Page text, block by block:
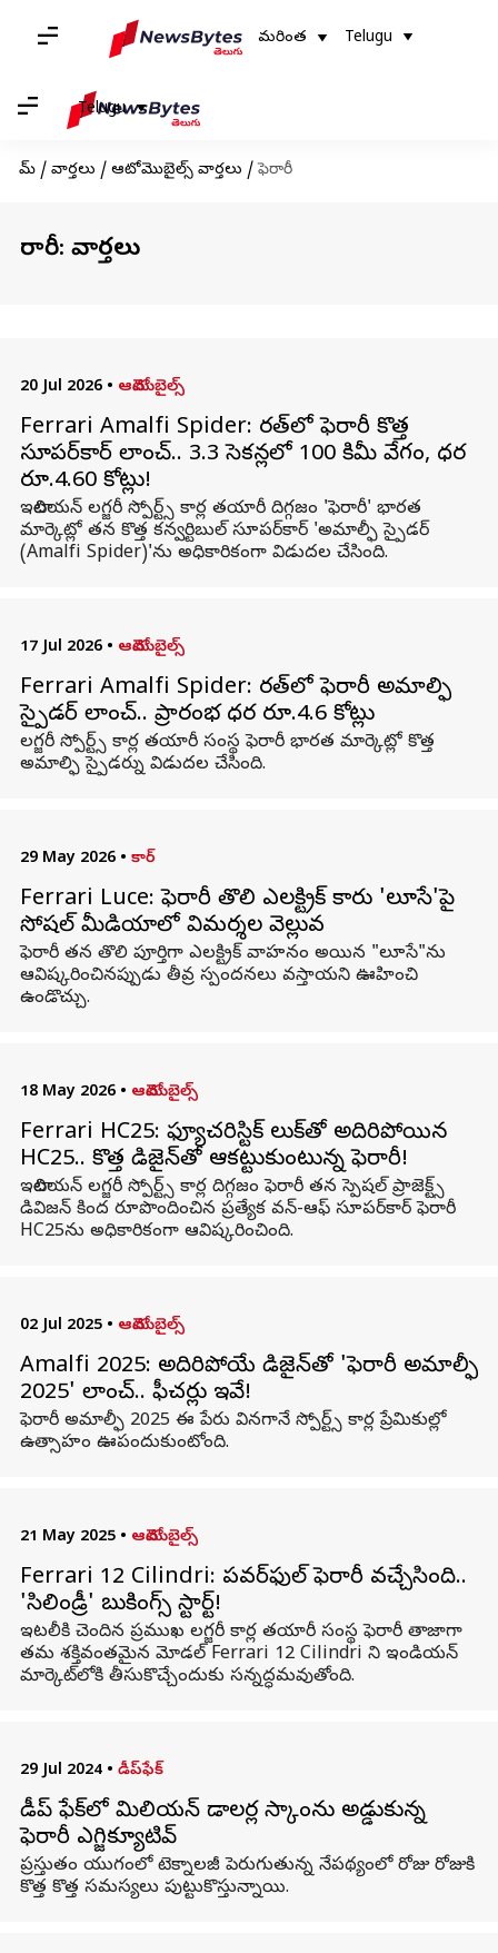
మరింత Telugu
Telugu
హోమ్ / వార్తలు / ఆటోమొబైల్స్ వార్తలు / ఫెరారీ
ఫెరారీ: వార్తలు
20 Jul 2026 • ఆటోమొబైల్స్
Ferrari Amalfi Spider: భారత్‌లో ఫెరారీ కొత్త
సూపర్‌కార్ లాంచ్.. 3.3 సెకన్లలో 100 కిమీ వేగం, ధర
రూ.4.60 కోట్లు!
ఇటాలియన్ లగ్జరీ స్పోర్ట్స్ కార్ల తయారీ దిగ్గజం 'ఫెరారీ' భారత
మార్కెట్లో తన కొత్త కన్వర్టిబుల్ సూపర్‌కార్ 'అమాల్ఫీ స్పైడర్
(Amalfi Spider)'ను అధికారికంగా విడుదల చేసింది.
17 Jul 2026 • ఆటోమొబైల్స్
Ferrari Amalfi Spider: భారత్‌లో ఫెరారీ అమాల్ఫి
స్పైడర్ లాంచ్.. ప్రారంభ ధర రూ.4.6 కోట్లు
లగ్జరీ స్పోర్ట్స్ కార్ల తయారీ సంస్థ ఫెరారీ భారత మార్కెట్లో కొత్త
అమాల్ఫి స్పైడర్ను విడుదల చేసింది.
29 May 2026 • కార్
Ferrari Luce: ఫెరారీ తొలి ఎలక్ట్రిక్ కారు 'లూసే'పై
సోషల్ మీడియాలో విమర్శల వెల్లువ
ఫెరారీ తన తొలి పూర్తిగా ఎలక్ట్రిక్ వాహనం అయిన "లూసే"ను
ఆవిష్కరించినప్పుడు తీవ్ర స్పందనలు వస్తాయని ఊహించి
ఉండొచ్చు.
18 May 2026 • ఆటోమొబైల్స్
Ferrari HC25: ఫ్యూచరిస్టిక్ లుక్‌తో అదిరిపోయిన
HC25.. కొత్త డిజైన్‌తో ఆకట్టుకుంటున్న ఫెరారీ!
ఇటాలియన్ లగ్జరీ స్పోర్ట్స్ కార్ల దిగ్గజం ఫెరారీ తన స్పెషల్ ప్రాజెక్ట్స్
డివిజన్ కింద రూపొందించిన ప్రత్యేక వన్-ఆఫ్ సూపర్‌కార్ ఫెరారీ
HC25ను అధికారికంగా ఆవిష్కరించింది.
02 Jul 2025 • ఆటోమొబైల్స్
Amalfi 2025: అదిరిపోయే డిజైన్‌తో 'ఫెరారీ అమాల్ఫీ
2025' లాంచ్‌.. ఫీచర్లు ఇవే!
ఫెరారీ అమాల్ఫీ 2025 ఈ పేరు వినగానే స్పోర్ట్స్ కార్ల ప్రేమికుల్లో
ఉత్సాహం ఊపందుకుంటోంది.
21 May 2025 • ఆటోమొబైల్స్
Ferrari 12 Cilindri: పవర్‌ఫుల్ ఫెరారీ వచ్చేసింది..
'సిలిండ్రీ' బుకింగ్స్ స్టార్ట్!
ఇటలీకి చెందిన ప్రముఖ లగ్జరీ కార్ల తయారీ సంస్థ ఫెరారీ తాజాగా
తమ శక్తివంతమైన మోడల్ Ferrari 12 Cilindri ని ఇండియన్
మార్కెట్‌లోకి తీసుకొచ్చేందుకు సన్నద్ధమవుతోంది.
29 Jul 2024 • డీప్‌ఫేక్‌
డీప్ ఫేక్‌లో మిలియన్ డాలర్ల స్కాంను అడ్డుకున్న
ఫెరారీ ఎగ్జిక్యూటివ్
ప్రస్తుతం యుగంలో టెక్నాలజీ పెరుగుతున్న నేపథ్యంలో రోజు రోజుకి
కొత్త కొత్త సమస్యలు పుట్టుకొస్తున్నాయి.